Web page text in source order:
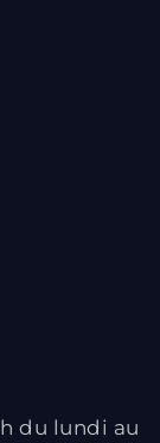
du lundi au